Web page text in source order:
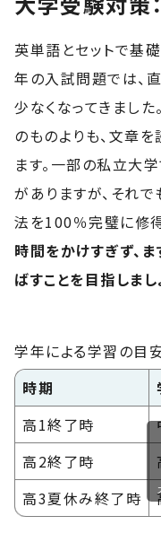
英単語とセットで基
年の入試問題では、
少なくなってきました
のものよりも、文章
ます。一部の私立大
がありますが、それ
法を100％完璧に修
時間をかけすぎず、
ばすことを目指しまし
学年による学習の目
時期
高1終了時
高2終了時
高3夏休み終了時